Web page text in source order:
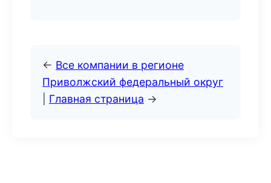
← Все компании в регионе
Приволжский федеральный округ
Главная страница →